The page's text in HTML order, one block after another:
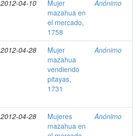
2012-04-10
Mujer
mazahua en
el mercado,
1758
Anónimo
2012-04-28
Mujer
mazahua
vendiendo
pitayas,
1731
Anónimo
2012-04-28
Mujeres
mazahua en
Anónimo